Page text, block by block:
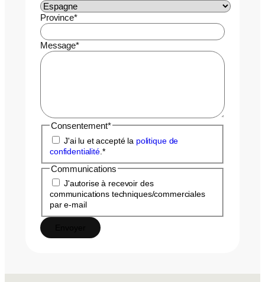
Province*
Message*
Consentement*
J'ai lu et accepté la politique de
confidentialité. *
Communications
J'autorise à recevoir des
communications techniques/commerciales
par e-mail